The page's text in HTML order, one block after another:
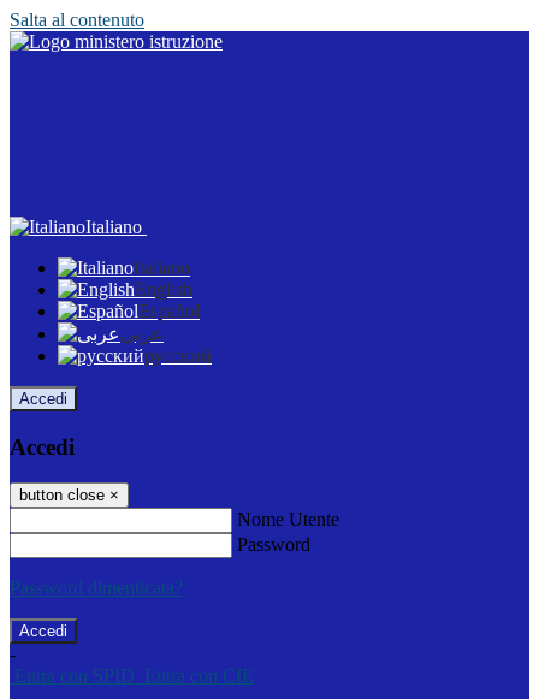
Salta al contenuto
Italiano
Italiano
English
Español
عربى
русский
Accedi
Accedi
button close ×
Nome Utente
Password
Password dimenticata?
-
Entra con SPID Entra con CIE